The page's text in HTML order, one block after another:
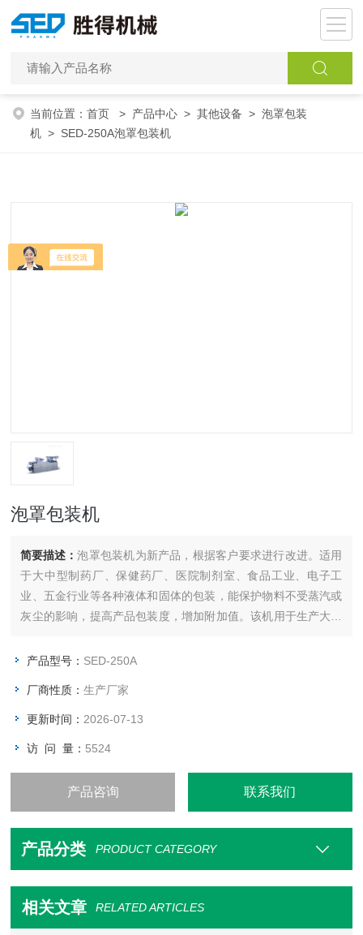
当前位置：首页 > 产品中心 >其他设备 >泡罩包装
机 > SED-250A泡罩包装机
泡罩包装机
简要描述：泡罩包装机为新产品，根据客户要求进行改进。适用
于大中型制药厂、保健药厂、医院制剂室、食品工业、电子工
业、五金行业等各种液体和固体的包装，能保护物料不受蒸汽或
灰尘的影响，提高产品包装度，增加附加值。该机用于生产大批
产品型号： SED-250A
厂商性质：生产厂家
更新时间： 2026-07-13
访 问 量： 5524
产品咨询 联系我们
产品分类 PRODUCT CATEGORY
相关文章 RELATED ARTICLES